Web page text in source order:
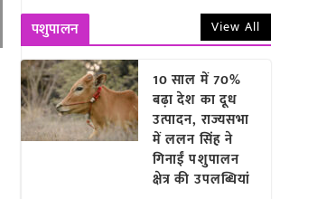
पशुपालन View All
10 साल में 70%
बढ़ा देश का दूध
उत्पादन, राज्यसभा
में ललन सिंह ने
गिनाईं पशुपालन
क्षेत्र की उपलब्धियां